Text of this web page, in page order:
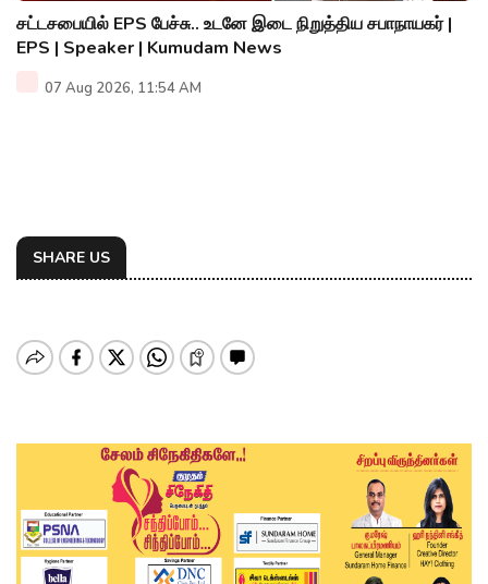
சட்டசபையில் EPS பேச்சு.. உடனே இடை நிறுத்திய சபாநாயகர் |
EPS | Speaker | Kumudam News
07 Aug 2026, 11:54 AM
SHARE US